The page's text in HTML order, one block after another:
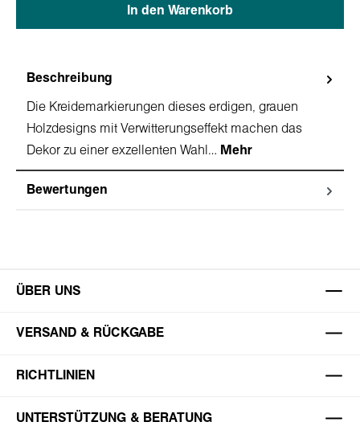
In den Warenkorb
Beschreibung
Die Kreidemarkierungen dieses erdigen, grauen
Holzdesigns mit Verwitterungseffekt machen das
Dekor zu einer exzellenten Wahl… Mehr
Bewertungen
ÜBER UNS
VERSAND & RÜCKGABE
RICHTLINIEN
UNTERSTÜTZUNG & BERATUNG